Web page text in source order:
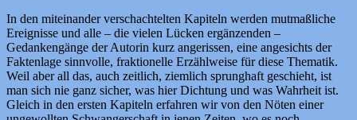
In den miteinander verschachtelten Kapiteln werden mutmaßliche
Ereignisse und alle – die vielen Lücken ergänzenden –
Gedankengänge der Autorin kurz angerissen, eine angesichts der
Faktenlage sinnvolle, fraktionelle Erzählweise für diese Thematik.
Weil aber all das, auch zeitlich, ziemlich sprunghaft geschieht, ist
man sich nie ganz sicher, was hier Dichtung und was Wahrheit ist.
Gleich in den ersten Kapiteln erfahren wir von den Nöten einer